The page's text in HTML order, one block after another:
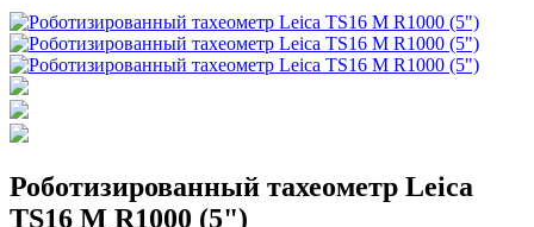
Роботизированный тахеометр Leica
TS16 M R1000 (5")